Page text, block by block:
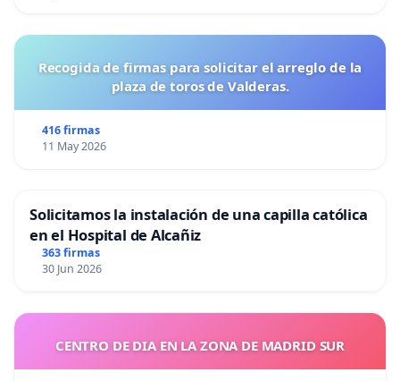
Recogida de firmas para solicitar el arreglo de la
plaza de toros de Valderas.
416 firmas
11 May 2026
Solicitamos la instalación de una capilla católica
en el Hospital de Alcañiz
363 firmas
30 Jun 2026
CENTRO DE DIA EN LA ZONA DE MADRID SUR